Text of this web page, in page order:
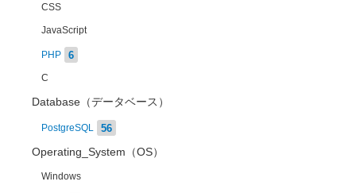
CSS
JavaScript
PHP 6
C
Database（データベース）
PostgreSQL 56
Operating_System（OS）
Windows